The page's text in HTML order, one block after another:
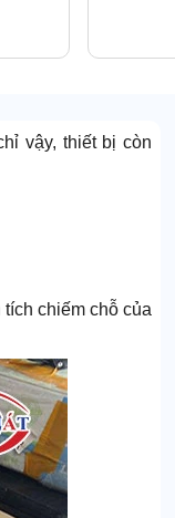
vậy, thiết bị còn
chiếm chỗ của